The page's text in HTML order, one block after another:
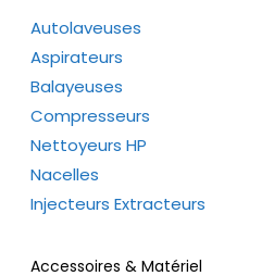
Autolaveuses
Aspirateurs
Balayeuses
Compresseurs
Nettoyeurs HP
Nacelles
Injecteurs Extracteurs
Accessoires & Matériel